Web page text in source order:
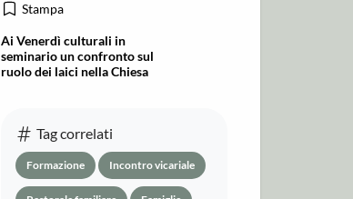
Stampa
Ai Venerdì culturali in
seminario un confronto sul
ruolo dei laici nella Chiesa
Tag correlati
Formazione Incontro vicariale